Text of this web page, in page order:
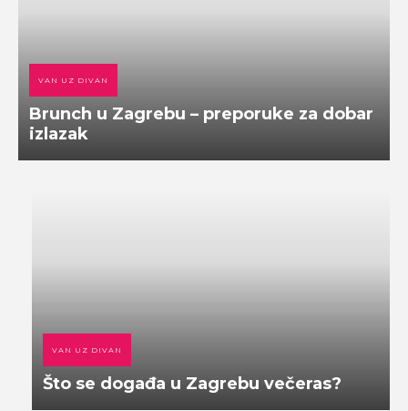
VAN UZ DIVAN
Brunch u Zagrebu – preporuke za dobar
izlazak
VAN UZ DIVAN
Što se događa u Zagrebu večeras?